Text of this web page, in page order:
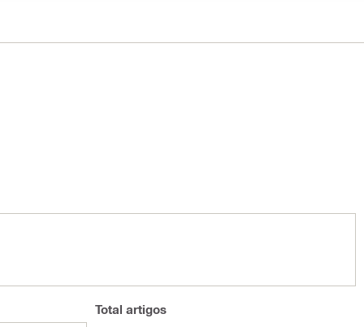
Total artigos